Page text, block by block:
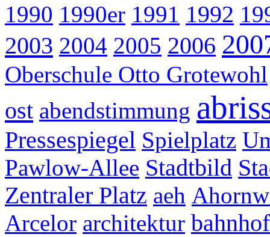
1990 1990er 1991 1992
2003 2004 2005 2006
Oberschule Otto Grotewohl
ost abendstimmung
Pressespiegel Spielplatz
Pawlow-Allee Stadtbild
Zentraler Platz aeh
Arcelor architektur bahnhof